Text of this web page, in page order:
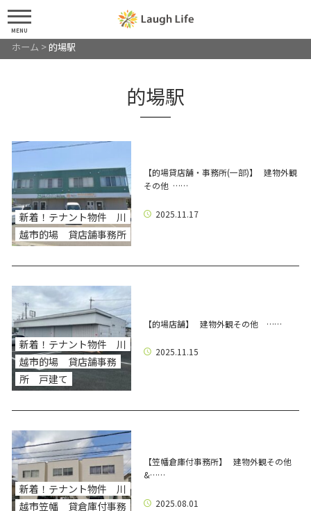
MENU
ホーム >的場駅
的場駅
新着！テナント物件 川
越市的場 貸店舗事務所
【的場貸店舗・事務所(一部)】 建物外観
その他 ……
2025.11.17
新着！テナント物件 川
越市的場 貸店舗事務
所 戸建て
【的場店舗】 建物外観その他 ……
2025.11.15
新着！テナント物件 川
越市笠幡 貸倉庫付事務
【笠幡倉庫付事務所】 建物外観その他
&……
2025.08.01